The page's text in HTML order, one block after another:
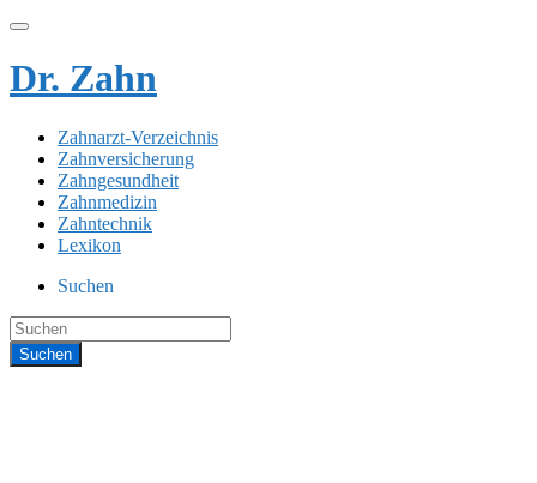
Dr. Zahn
Zahnarzt-Verzeichnis
Zahnversicherung
Zahngesundheit
Zahnmedizin
Zahntechnik
Lexikon
Suchen